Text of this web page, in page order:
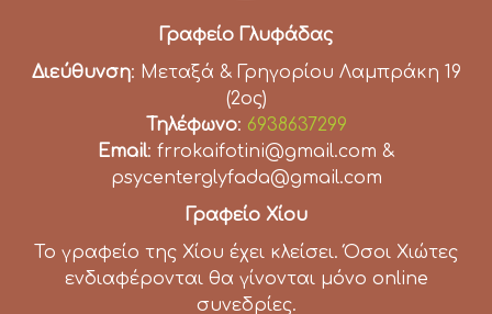
Γραφείο Γλυφάδας
Διεύθυνση: Μεταξά & Γρηγορίου Λαμπράκη 19
(2ος)
Τηλέφωνο: 6938637299
Email: frrokaifotini@gmail.com &
psycenterglyfada@gmail.com
Γραφείο Χίου
Το γραφείο της Χίου έχει κλείσει. Όσοι Χιώτες
ενδιαφέρονται θα γίνονται μόνο online
συνεδρίες.